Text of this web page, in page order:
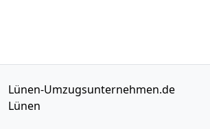
Lünen-Umzugsunternehmen.de
Lünen